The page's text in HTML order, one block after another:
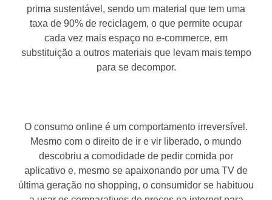
prima sustentável, sendo um material que tem uma
taxa de 90% de reciclagem, o que permite ocupar
cada vez mais espaço no e-commerce, em
substituição a outros materiais que levam mais tempo
para se decompor.
O consumo online é um comportamento irreversível.
Mesmo com o direito de ir e vir liberado, o mundo
descobriu a comodidade de pedir comida por
aplicativo e, mesmo se apaixonando por uma TV de
última geração no shopping, o consumidor se habituou